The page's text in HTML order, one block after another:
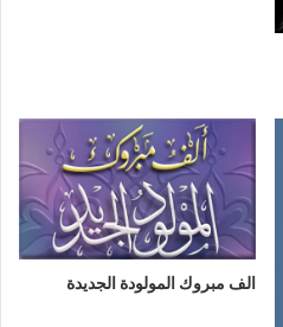
الف مبروك المولودة الجديدة